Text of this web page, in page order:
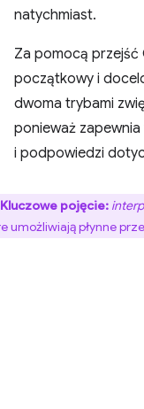
natychmiast.
Za pomocą przejść
początkowy i
dwoma trybami
ponieważ
i podpowiedzi
Kluczowe pojęcie:
umożliwiają płynne